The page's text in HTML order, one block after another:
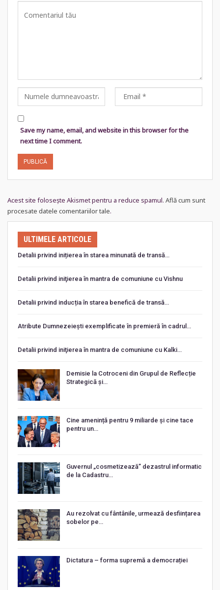
Save my name, email, and website in this browser for the
next time I comment.
Acest site folosește Akismet pentru a reduce spamul. Află cum sunt
procesate datele comentariilor tale.
ULTIMELE ARTICOLE
Detalii privind inițierea în starea minunată de transă…
Detalii privind iniţierea în mantra de comuniune cu Vishnu
Detalii privind inducția în starea benefică de transă…
Atribute Dumnezeiești exemplificate în premieră în cadrul…
Detalii privind iniţierea în mantra de comuniune cu Kalki…
Demisie la Cotroceni din Grupul de Reflecție
Strategică și…
Cine amenință pentru 9 miliarde și cine tace
pentru un…
Guvernul „cosmetizează” dezastrul informatic
de la Cadastru…
Au rezolvat cu fântânile, urmează desființarea
sobelor pe…
Dictatura – forma supremă a democrației